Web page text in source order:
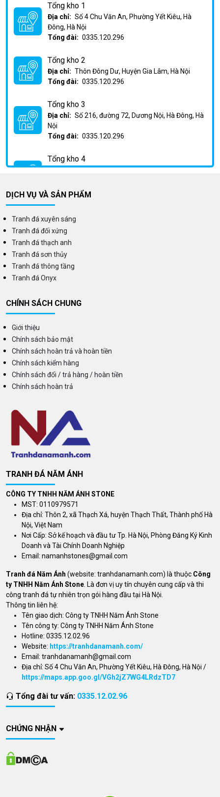
Tổng kho 1
Địa chỉ: Số 4 Chu Văn An, Phường Yết Kiêu, Hà
Đông, Hà Nội
Tổng đài: 0335.120.296
Tổng kho 2
Địa chỉ: Thôn Đông Dư, Huyện Gia Lâm, Hà Nội
Tổng đài: 0335.120.296
Tổng kho 3
Địa chỉ: Số 216, đường 72, Dương Nội, Hà Đông, Hà
Nội
Tổng đài: 0335.120.296
Tổng kho 4
Địa chỉ: Km2 Phan Trọng Tuệ, Huỳnh Cung, Thanh
Tổng đài: 0335.120.296
DỊCH VỤ VÀ SẢN PHẨM
Tranh đá xuyên sáng
Tranh đá đối xứng
Tranh đá thạch anh
Tranh đá sơn thủy
Tranh đá thông tầng
Tranh đá Onyx
CHÍNH SÁCH CHUNG
Giới thiệu
Chính sách bảo mật
Chính sách hoàn trả và hoàn tiền
Chính sách kiểm hàng
Chính sách đổi / trả hàng / hoàn tiền
Chính sách hoàn trả
TRANH ĐÁ NĂM ÁNH
CÔNG TY TNHH NĂM ÁNH STONE
MST: 0110979571
Địa chỉ: Thôn 2, xã Thạch Xá, huyện Thạch Thất, Thành phố Hà
Nội, Việt Nam
Nơi Cấp: Sở kế hoạch và đầu tư Tp. Hà Nội, Phòng Đăng Ký Kinh
Doanh và Tài Chính Doanh Nghiệp
Email: namanhstones@gmail.com
Tranh đá Năm Ánh (website: tranhdanamanh.com) là thuộc Công
ty TNHH Năm Ánh Stone. Là đơn vị uy tín chuyên cung cấp và thi
công tranh đá tự nhiên trọn gói hàng đầu tại Hà Nội.
Thông tin liên hệ:
Tên giao dịch: Công ty TNHH Năm Ánh Stone
Tên công ty: Công ty TNHH Năm Ánh Stone
Hotline: 0335.12.02.96
Website: https://tranhdanamanh.com/
Email: tranhdanamanh@gmail.com
Địa chỉ: Số 4 Chu Văn An, Phường Yết Kiêu, Hà Đông, Hà Nội /
https://maps.app.goo.gl/VGh2jZ7WG4LRdzTD7
Tổng đài tư vấn: 0335.12.02.96
CHỨNG NHẬN